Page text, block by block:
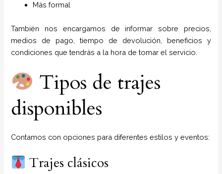
Más formal
También nos encargamos de informar sobre precios,
medios de pago, tiempo de devolución, beneficios y
condiciones que tendrás a la hora de tomar el servicio.
Tipos de trajes
disponibles
Contamos con opciones para diferentes estilos y eventos:
Trajes clásicos